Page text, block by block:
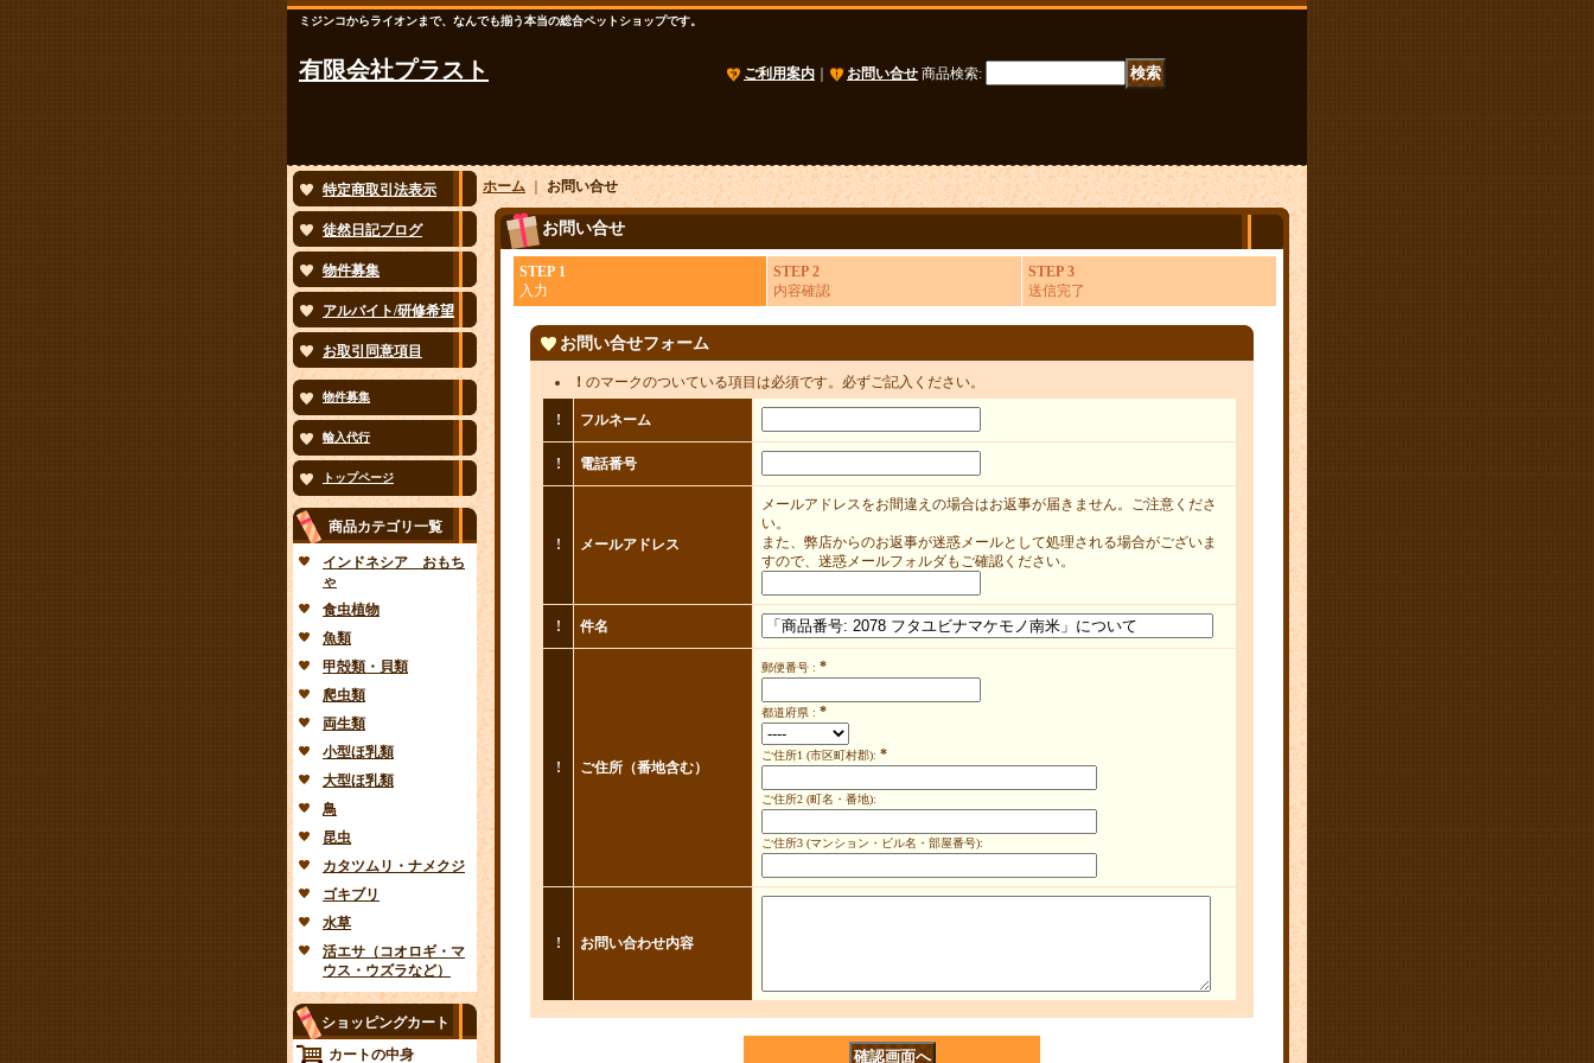
ミジンコからライオンまで、なんでも揃う本当の総合ペットショップです。
有限会社プラスト ご利用案内 お問い合せ 商品検索:
特定商取引法表示
徒然日記ブログ
物件募集
アルバイト/研修希望
お取引同意項目
物件募集
輸入代行
トップページ
商品カテゴリ一覧
インドネシア おもち
ゃ
食虫植物
魚類
甲殻類・貝類
爬虫類
両生類
小型ほ乳類
大型ほ乳類
鳥
昆虫
カタツムリ・ナメクジ
ゴキブリ
水草
活エサ（コオロギ・マ
ウス・ウズラなど）
ショッピングカート
カートの中身
ホーム｜お問い合せ
お問い合せ
STEP 1
入力
STEP 2
内容確認
STEP 3
送信完了
お問い合せフォーム
！ のマークのついている項目は必須です。必ずご記入ください。
! フルネーム
! 電話番号
! メールアドレス
メールアドレスをお間違えの場合はお返事が届きません。ご注意くださ
い。
また、弊店からのお返事が迷惑メールとして処理される場合がございま
すので、迷惑メールフォルダもご確認ください。
! 件名
! ご住所（番地含む）
郵便番号 : *
都道府県 : *
ご住所1 (市区町村郡): *
ご住所2 (町名・番地):
ご住所3 (マンション・ビル名・部屋番号):
! お問い合わせ内容